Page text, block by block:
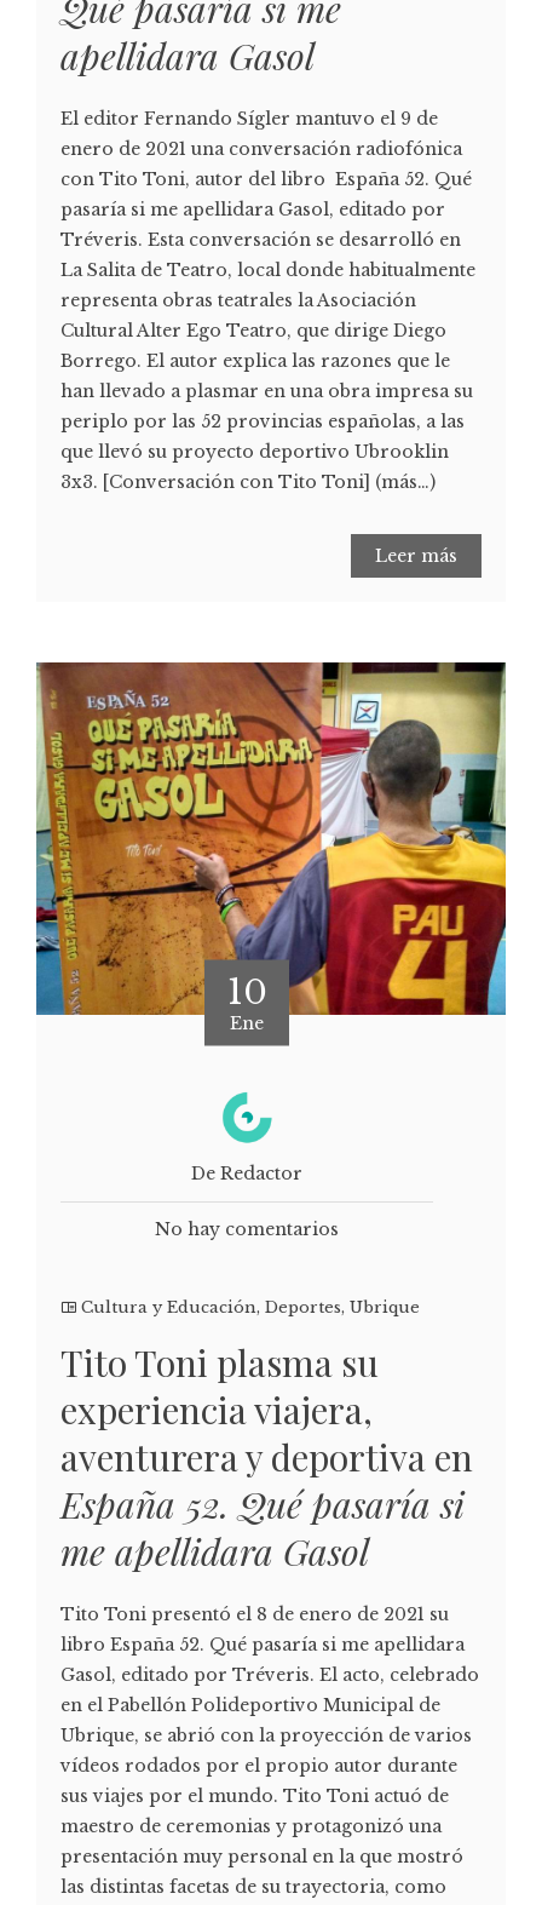
apellidara Gasol
El editor Fernando Sígler mantuvo el 9 de
enero de 2021 una conversación radiofónica
con Tito Toni, autor del libro España 52. Qué
pasaría si me apellidara Gasol, editado por
Tréveris. Esta conversación se desarrolló en
La Salita de Teatro, local donde habitualmente
representa obras teatrales la Asociación
Cultural Alter Ego Teatro, que dirige Diego
Borrego. El autor explica las razones que le
han llevado a plasmar en una obra impresa su
periplo por las 52 provincias españolas, a las
que llevó su proyecto deportivo Ubrooklin
3x3. [Conversación con Tito Toni] (más…)
Leer más
10
Ene
De Redactor
No hay comentarios
Cultura y Educación, Deportes, Ubrique
Tito Toni plasma su
experiencia viajera,
aventurera y deportiva en
España 52. Qué pasaría si
me apellidara Gasol
Tito Toni presentó el 8 de enero de 2021 su
libro España 52. Qué pasaría si me apellidara
Gasol, editado por Tréveris. El acto, celebrado
en el Pabellón Polideportivo Municipal de
Ubrique, se abrió con la proyección de varios
vídeos rodados por el propio autor durante
sus viajes por el mundo. Tito Toni actuó de
maestro de ceremonias y protagonizó una
presentación muy personal en la que mostró
las distintas facetas de su trayectoria, como